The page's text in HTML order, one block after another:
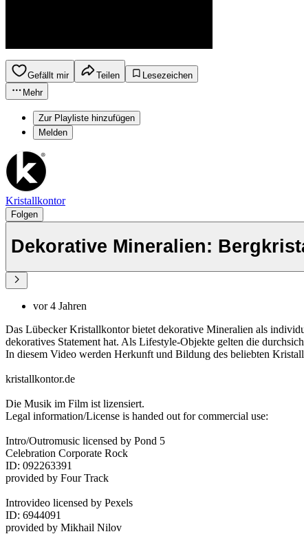
Gefällt mir Teilen
Lesezeichen
Mehr
Zur Playliste hinzufügen
Melden
Kristallkontor
Folgen
Dekorative Mineralien:
vor 4 Jahren
Das Lübecker Kristallkontor bietet dekorative Mineralien als
dekoratives Statement hat. Als Lifestyle-Objekte gelten die
In diesem Video werden Herkunft und Bildung des beliebten
kristallkontor.de
Die Musik im Film ist lizensiert.
Legal information/License is handed out for commercial use:
Intro/Outromusic licensed by Pond 5
Celebration Corporate Rock
ID: 092263391
provided by Four Track
Introvideo licensed by Pexels
ID: 6944091
provided by Mikhail Nilov